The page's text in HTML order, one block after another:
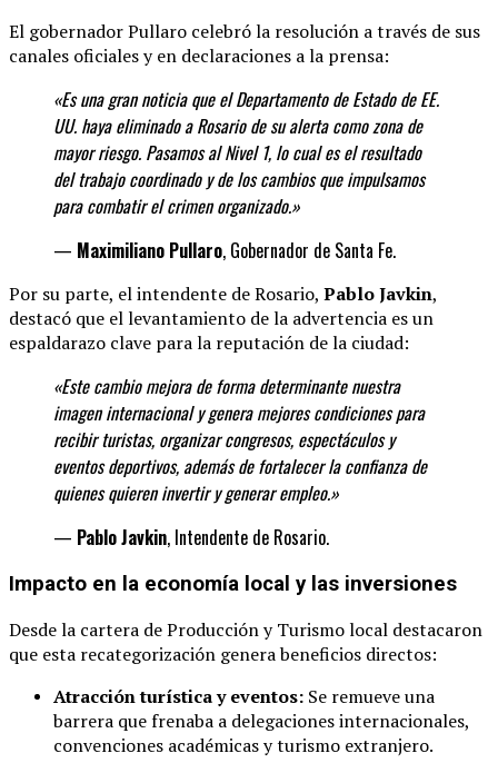
El gobernador Pullaro celebró la resolución a través de sus
canales oficiales y en declaraciones a la prensa:
«Es una gran noticia que el Departamento de Estado de EE.
UU. haya eliminado a Rosario de su alerta como zona de
mayor riesgo. Pasamos al Nivel 1, lo cual es el resultado
del trabajo coordinado y de los cambios que impulsamos
para combatir el crimen organizado.»
— Maximiliano Pullaro, Gobernador de Santa Fe.
Por su parte, el intendente de Rosario, Pablo Javkin,
destacó que el levantamiento de la advertencia es un
espaldarazo clave para la reputación de la ciudad:
«Este cambio mejora de forma determinantenuestra
imagen internacional y genera mejores condiciones para
recibir turistas, organizar congresos, espectáculos y
eventos deportivos, además de fortalecer la confianza de
quienes quieren invertir y generarempleo.»
— Pablo Javkin, Intendente de Rosario.
Impacto en la economía local y las inversiones
Desde la cartera de Producción y Turismo local destacaron
que esta recategorización genera beneficios directos:
Atracción turística y eventos: Se remueve una
barrera que frenaba a delegaciones internacionales,
convenciones académicas y turismo extranjero.